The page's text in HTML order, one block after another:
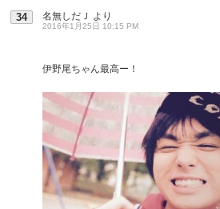
34 名無しだＪ より
2016年1月25日 10:15 PM
伊野尾ちゃん最高ー！